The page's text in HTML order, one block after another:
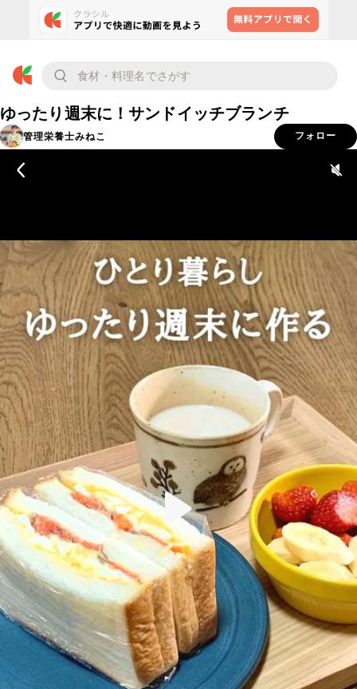
ゆったり週末に！サンドイッチブランチ
管理栄養士みねこ フォロー